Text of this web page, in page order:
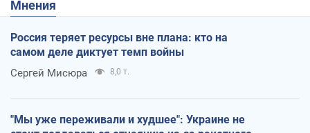
Мнения
Россия теряет ресурсы вне плана: кто на
самом деле диктует темп войны
Сергей Мисюра 8,0 т.
"Мы уже переживали и худшее": Украине не